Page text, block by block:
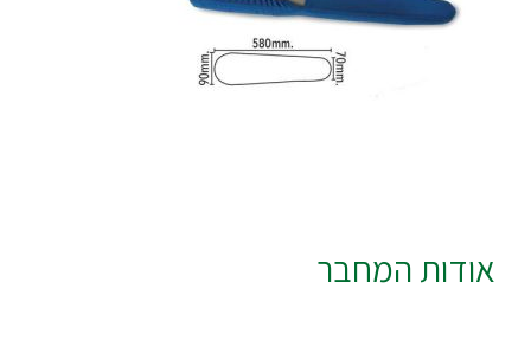
אודות המחבר